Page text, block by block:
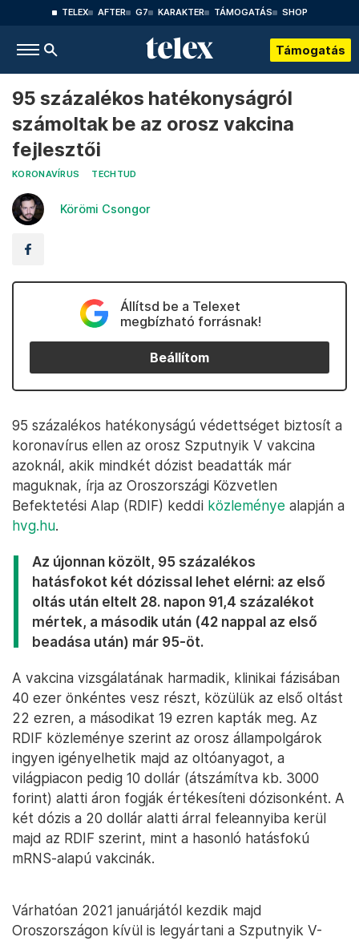
TELEX AFTER G7 KARAKTER TÁMOGATÁS SHOP
Támogatás
95 százalékos hatékonyságról
számoltak be az orosz vakcina
fejlesztői
KORONAVÍRUS TECHTUD
Körömi Csongor
Állítsd be a Telexet
megbízható forrásnak!
Beállítom
95 százalékos hatékonyságú védettséget biztosít a
koronavírus ellen az orosz Szputnyik V vakcina
azoknál, akik mindkét dózist beadatták már
maguknak, írja az Oroszországi Közvetlen
Befektetési Alap (RDIF) keddi közleménye alapján a
hvg.hu.
Az újonnan közölt, 95 százalékos
hatásfokot két dózissal lehet elérni: az első
oltás után eltelt 28. napon 91,4 százalékot
mértek, a második után (42 nappal az első
beadása után) már 95-öt.
A vakcina vizsgálatának harmadik, klinikai fázisában
40 ezer önkéntes vesz részt, közülük az első oltást
22 ezren, a másodikat 19 ezren kapták meg. Az
RDIF közleménye szerint az orosz állampolgárok
ingyen igényelhetik majd az oltóanyagot, a
világpiacon pedig 10 dollár (átszámítva kb. 3000
forint) alatti áron fogják értékesíteni dózisonként. A
két dózis a 20 dollár alatti árral feleannyiba kerül
majd az RDIF szerint, mint a hasonló hatásfokú
mRNS-alapú vakcinák.
Várhatóan 2021 januárjától kezdik majd
Oroszországon kívül is legyártani a Szputnyik V-